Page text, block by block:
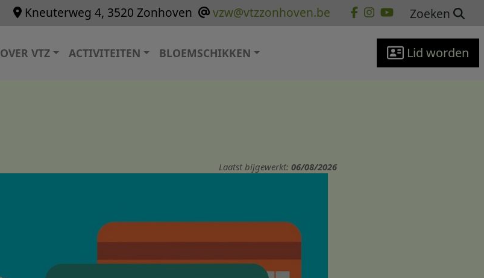
Kneuterweg 4, 3520 Zonhoven vzw@vtzzonhoven.be Zoeken
Hoofdnavigatie
OVER VTZ ACTIVITEITEN BLOEMSCHIKKEN Lid worden
Laatst bijgewerkt: 06/08/2026